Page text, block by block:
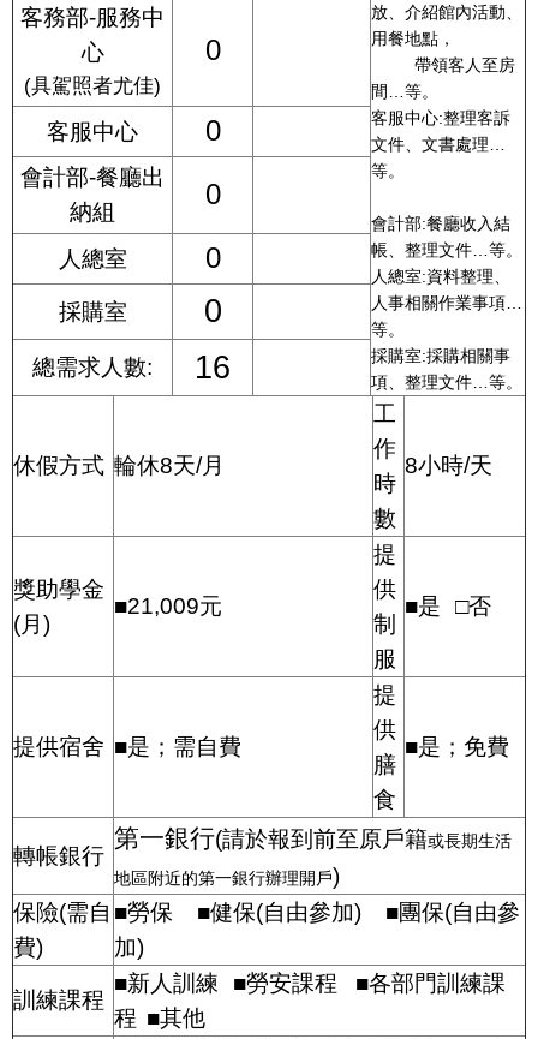
放、介紹館內活動、
用餐地點，
帶領客人至房
間
等。
客服中心:整理客訴
文件、文書處理
等。
會計部:餐廳收入結
帳、整理文件
等。
人總室:資料整理、
人事相關作業事項
等。
採購室:採購相關事
項、整理文件
等。
客務部-服務中
心
(具駕照者尤佳)
0
客服中心 0
會計部-餐廳出
納組
0
人總室 0
採購室 0
總需求人數: 16
休假方式 輪休8天/月
工
作
時
數
8小時/天
獎助學金
(月)
■21,009元
提
供
制
服
■是 □否
提供宿舍 ■是；需自費
提
供
膳
食
■是；免費
轉帳銀行
第一銀行(請於報到前至原戶籍或長期生活
地區附近的第一銀行辦理開戶)
保險(需自
費)
■勞保 ■健保(自由參加) ■團保(自由參
加)
訓練課程
■新人訓練 ■勞安課程
■各部門訓練課
程 ■其他